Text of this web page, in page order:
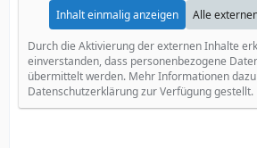
Inhalt einmalig anzeigen Alle
Durch die Aktivierung der externen Inhalte
einverstanden, dass personenbezogene
übermittelt werden. Mehr Informationen
Datenschutzerklärung zur Verfügung gestellt.